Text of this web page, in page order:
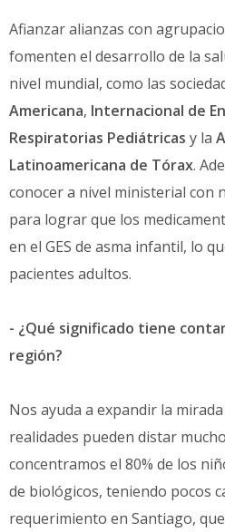
Afianzar alianzas con
fomenten el desarrollo de la
nivel mundial, como las
Americana, Internacional de
Respiratorias Pediátricas y la
Latinoamericana de Tórax.
conocer a nivel ministerial con
para lograr que los
en el GES de asma infantil, lo
pacientes adultos.
- ¿Qué significado tiene
región?
Nos ayuda a expandir la
realidades pueden distar
concentramos el 80% de los
de biológicos, teniendo pocos
requerimiento en Santiago,